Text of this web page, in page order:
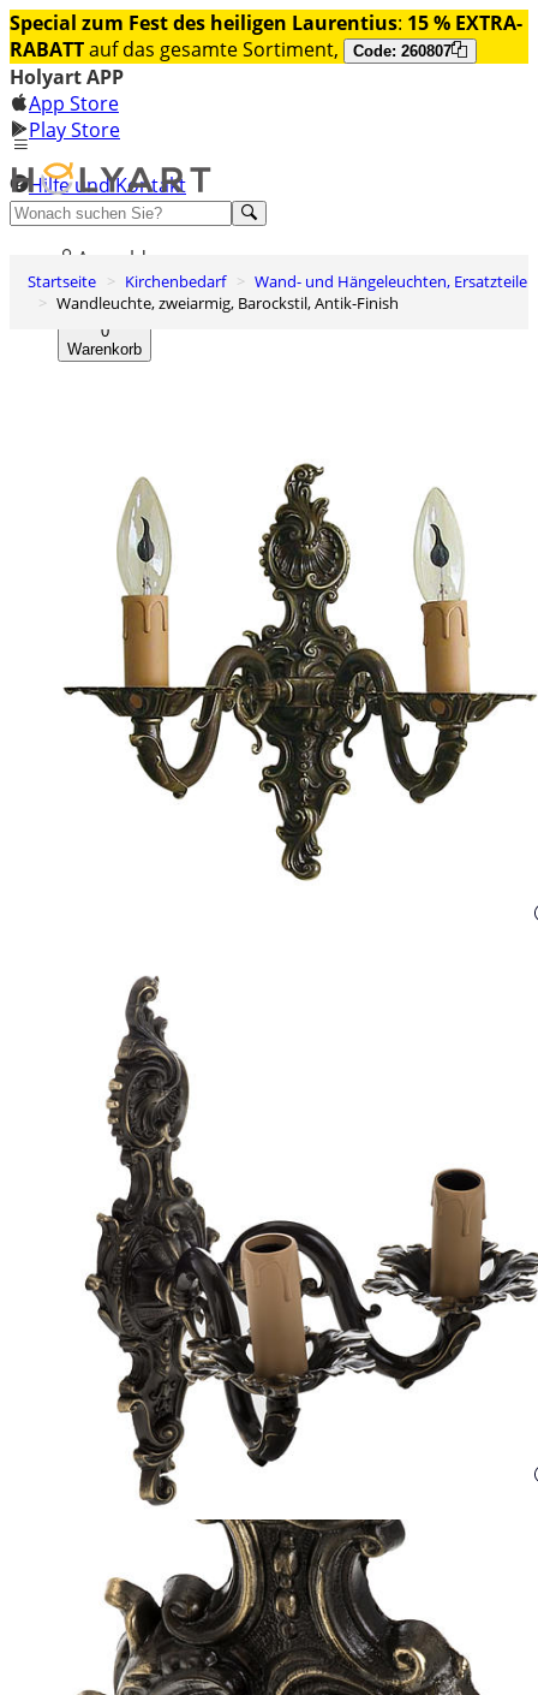
Special zum Fest des heiligen Laurentius: 15 % EXTRA-
RABATTauf das gesamte Sortiment, Code: 260807
Holyart APP
App Store
Play Store
Hilfe und Kontakt
Entdecken Sie Premium
Anmelden
Wunschliste
0
Warenkorb
Startseite Kirchenbedarf
Wand- und Hängeleuchten, Ersatzteile
Wandleuchte, zweiarmig, Barockstil, Antik-Finish